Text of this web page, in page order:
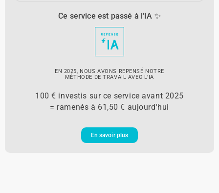
Ce service est passé à l'IA ✨
EN 2025, NOUS AVONS REPENSÉ NOTRE
MÉTHODE DE TRAVAIL AVEC L'IA
100 € investis sur ce service avant 2025
= ramenés à 61,50 € aujourd'hui
En savoir plus